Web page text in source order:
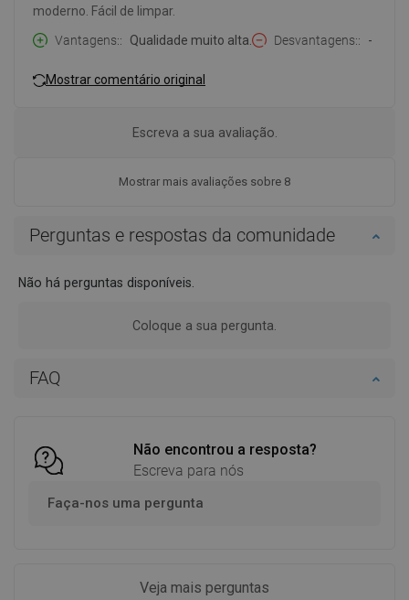
FAQ
Não encontrou a resposta?
Escreva para nós
Faça-nos uma pergunta
Veja mais perguntas
moderno. Fácil de limpar.
Vantagens:
Qualidade muito alta. Desvantagens: -
Mostrar comentário original
Mostrar mais avaliações sobre 8
Escreva a sua avaliação.
Perguntas e respostas da comunidade
Não há perguntas disponíveis.
Coloque a sua pergunta.